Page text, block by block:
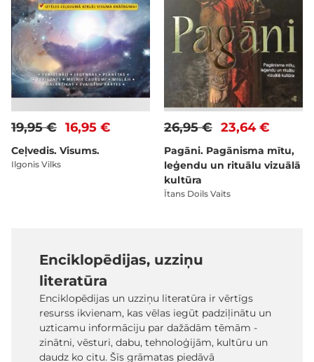
16,95 €
19,95 €
Ceļvedis. Visums.
Ilgonis Vilks
23,64 €
26,95 €
Pagāni. Pagānisma mītu,
leģendu un rituālu vizuālā
kultūra
Ītans Doils Vaits
Enciklopēdijas, uzziņu
literatūra
Enciklopēdijas un uzziņu literatūra ir vērtīgs
resurss ikvienam, kas vēlas iegūt padziļinātu un
uzticamu informāciju par dažādām tēmām -
zinātni, vēsturi, dabu, tehnoloģijām, kultūru un
daudz ko citu. Šīs grāmatas piedāvā